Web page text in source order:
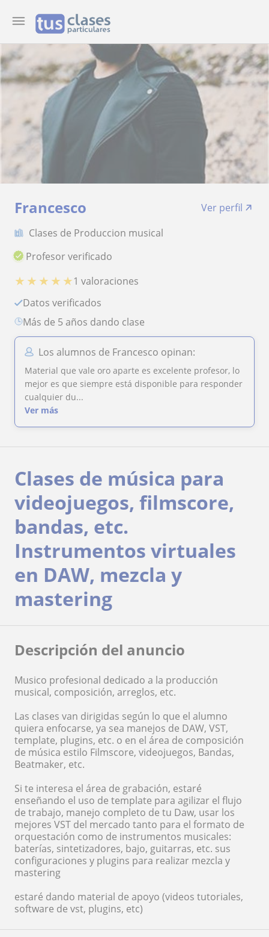
Francesco
Ver perfil
Clases de Produccion musical
Profesor verificado
★ ★ ★ ★ ★1 valoraciones
Datos verificados
más de 5 años dando clase
Los alumnos de Francesco opinan:
Material que vale oro aparte es excelente profesor, lo
mejor es que siempre está disponible para responder
cualquier du...
Ver más
Clases de música para
videojuegos, filmscore,
bandas, etc.
Instrumentos virtuales
en DAW, mezcla y
mastering
Descripción del anuncio
Musico profesional dedicado a la producción
musical, composición, arreglos, etc.
Las clases van dirigidas según lo que el alumno
quiera enfocarse, ya sea manejos de DAW, VST,
template, plugins, etc. o en el área de composición
de música estilo Filmscore, videojuegos, Bandas,
Beatmaker, etc.
Si te interesa el área de grabación, estaré
enseñando el uso de template para agilizar el flujo
de trabajo, manejo completo de tu Daw, usar los
mejores VST del mercado tanto para el formato de
orquestación como de instrumentos musicales:
baterías, sintetizadores, bajo, guitarras, etc. sus
configuraciones y plugins para realizar mezcla y
mastering
estaré dando material de apoyo (videos tutoriales,
software de vst, plugins, etc)